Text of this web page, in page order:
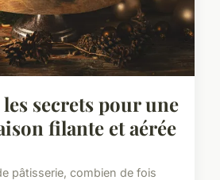
secrets pour une
filante et aérée
pâtisserie, combien de fois